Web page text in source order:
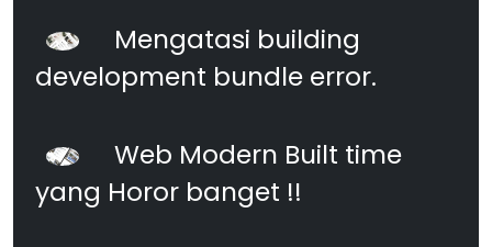
Mengatasi building
development bundle error.
Web Modern Built time
yang Horor banget !!